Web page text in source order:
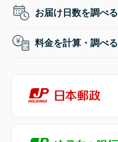
お届け日数を調べる
料金を計算・調べる